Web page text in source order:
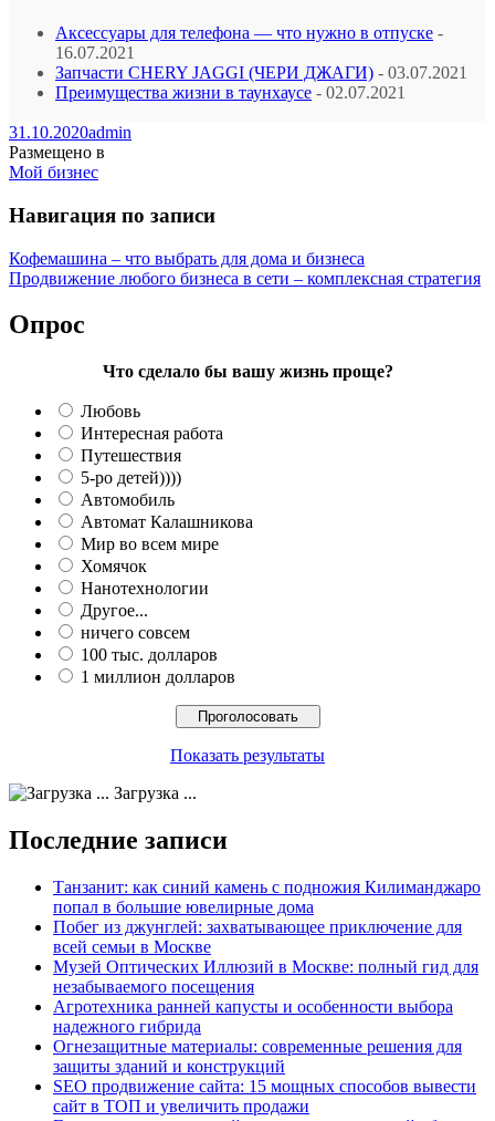
Аксессуары для телефона — что нужно в отпуске -
16.07.2021
Запчасти CHERY JAGGI (ЧЕРИ ДЖАГИ) - 03.07.2021
Преимущества жизни в таунхаусе - 02.07.2021
31.10.2020admin
Размещено в
Мой бизнес
Навигация по записи
Кофемашина – что выбрать для дома и бизнеса
Продвижение любого бизнеса в сети – комплексная стратегия
Опрос
Что сделало бы вашу жизнь проще?
Любовь
Интересная работа
Путешествия
5-ро детей))))
Автомобиль
Автомат Калашникова
Мир во всем мире
Хомячок
Нанотехнологии
Другое...
ничего совсем
100 тыс. долларов
1 миллион долларов
Показать результаты
Загрузка ...
Последние записи
Танзанит: как синий камень с подножия Килиманджаро
попал в большие ювелирные дома
Побег из джунглей: захватывающее приключение для
всей семьи в Москве
Музей Оптических Иллюзий в Москве: полный гид для
незабываемого посещения
Агротехника ранней капусты и особенности выбора
надежного гибрида
Огнезащитные материалы: современные решения для
защиты зданий и конструкций
SEO продвижение сайта: 15 мощных способов вывести
сайт в ТОП и увеличить продажи